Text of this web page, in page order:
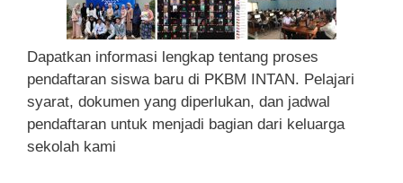
Dapatkan informasi lengkap tentang proses
pendaftaran siswa baru di PKBM INTAN. Pelajari
syarat, dokumen yang diperlukan, dan jadwal
pendaftaran untuk menjadi bagian dari keluarga
sekolah kami